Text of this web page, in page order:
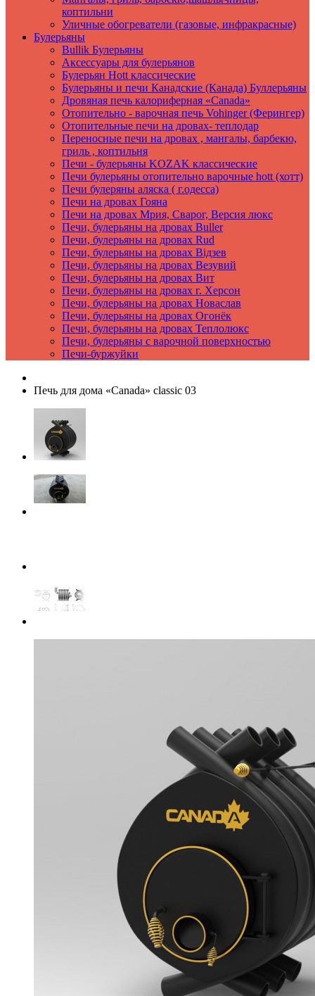
коптильни
Уличные обогреватели (газовые, инфракрасные)
Булерьяны
Bullik Булерьяны
Аксеcсуары для булерьянов
Булерьян Hott классические
Булерьяны и печи Канадские (Канада) Буллерьяны
Дровяная печь калориферная «Canada»
Отопительно - варочная печь Vohinger (Ферингер)
Отопительные печи на дровах- теплодар
Переносные печи на дровах , мангалы, барбекю,
гриль , коптильня
Печи - булерьяны KOZAK классические
Печи булерьяны отопительно варочные hott (хотт)
Печи булеряны аляска ( г.одесса)
Печи на дровах Гояна
Печи на дровах Мрия, Сварог, Версия люкс
Печи, булерьяны на дровах Buller
Печи, булерьяны на дровах Rud
Печи, булерьяны на дровах Вiдзев
Печи, булерьяны на дровах Везувий
Печи, булерьяны на дровах Вит
Печи, булерьяны на дровах г. Херсон
Печи, булерьяны на дровах Новаслав
Печи, булерьяны на дровах Огонёк
Печи, булерьяны на дровах Теплолюкс
Печи, булерьяны с варочной поверхностью
Печи-буржуйки
Печь для дома «Canada» classic 03